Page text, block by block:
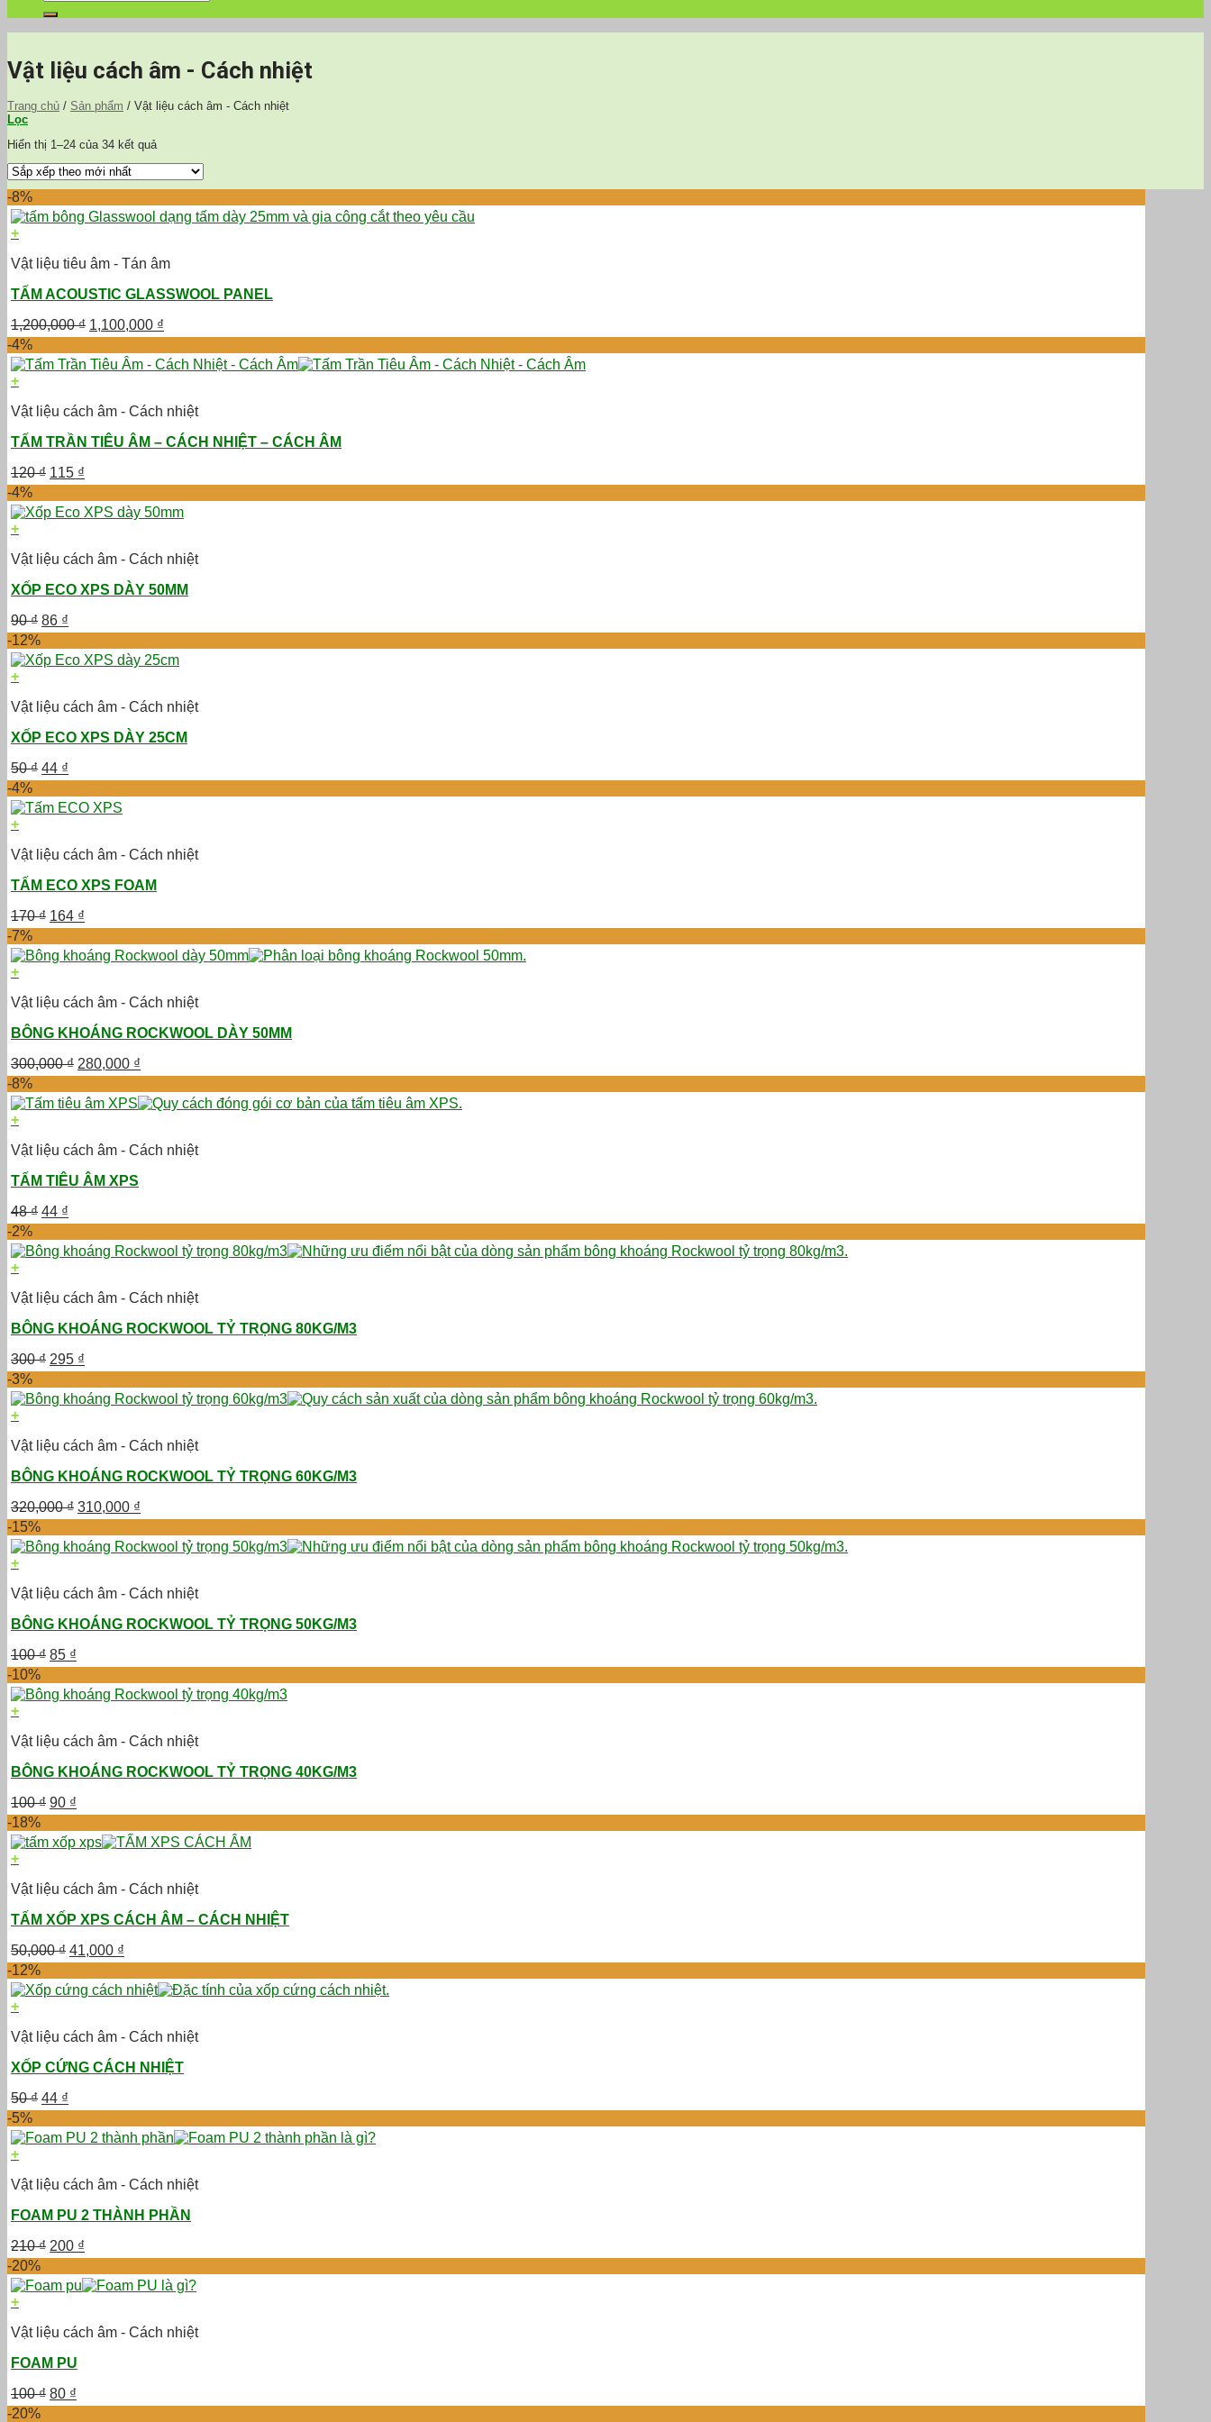
kiếm:
Vật liệu cách âm - Cách nhiệt
Trang chủ / Sản phẩm / Vật liệu cách âm - Cách nhiệt
Lọc
Hiển thị 1–24 của 34 kết quả
-8%
+
Vật liệu tiêu âm - Tán âm
TẤM ACOUSTIC GLASSWOOL PANEL
1,200,000₫ Giá
gốc
là:
1,200,000 ₫.
1,100,000 ₫
hiện
tại
là:
-4%
+
Vật liệu cách âm - Cách nhiệt
TẤM TRẦN TIÊU ÂM – CÁCH NHIỆT – CÁCH ÂM
120₫ Giá
gốc
là:
120 ₫.
115 ₫
hiện
tại
là:
-4%
+
Vật liệu cách âm - Cách nhiệt
XỐP ECO XPS DÀY 50MM
90₫ Giá
gốc
là:
90 ₫.
86 ₫
hiện
tại
là:
-12%
+
Vật liệu cách âm - Cách nhiệt
XỐP ECO XPS DÀY 25CM
50₫ Giá
gốc
là:
50 ₫.
44 ₫
hiện
tại
là:
-4%
+
Vật liệu cách âm - Cách nhiệt
TẤM ECO XPS FOAM
170₫ Giá
gốc
là:
170 ₫.
164 ₫
hiện
tại
là:
-7%
+
Vật liệu cách âm - Cách nhiệt
BÔNG KHOÁNG ROCKWOOL DÀY 50MM
300,000₫ Giá
gốc
là:
300,000 ₫.
280,000 ₫
hiện
tại
là:
-8%
+
Vật liệu cách âm - Cách nhiệt
TẤM TIÊU ÂM XPS
48₫ Giá
gốc
là:
48 ₫.
44 ₫
hiện
tại
là:
-2%
+
Vật liệu cách âm - Cách nhiệt
BÔNG KHOÁNG ROCKWOOL TỶ TRỌNG 80KG/M3
300₫ Giá
gốc
là:
300 ₫.
295 ₫
hiện
tại
là:
-3%
+
Vật liệu cách âm - Cách nhiệt
BÔNG KHOÁNG ROCKWOOL TỶ TRỌNG 60KG/M3
320,000₫ Giá
gốc
là:
320,000 ₫.
310,000 ₫
hiện
tại
là:
-15%
+
Vật liệu cách âm - Cách nhiệt
BÔNG KHOÁNG ROCKWOOL TỶ TRỌNG 50KG/M3
100₫ Giá
gốc
là:
100 ₫.
85 ₫
hiện
tại
là:
-10%
+
Vật liệu cách âm - Cách nhiệt
BÔNG KHOÁNG ROCKWOOL TỶ TRỌNG 40KG/M3
100₫ Giá
gốc
là:
100 ₫.
90 ₫
hiện
tại
là:
-18%
+
Vật liệu cách âm - Cách nhiệt
TẤM XỐP XPS CÁCH ÂM – CÁCH NHIỆT
50,000₫ Giá
gốc
là:
50,000 ₫.
41,000 ₫
hiện
tại
là:
-12%
+
Vật liệu cách âm - Cách nhiệt
XỐP CỨNG CÁCH NHIỆT
50₫ Giá
gốc
là:
50 ₫.
44 ₫
hiện
tại
là:
-5%
+
Vật liệu cách âm - Cách nhiệt
FOAM PU 2 THÀNH PHẦN
210₫ Giá
gốc
là:
210 ₫.
200 ₫
hiện
tại
là:
-20%
+
Vật liệu cách âm - Cách nhiệt
FOAM PU
100₫ Giá
gốc
80 ₫
hiện
-20%